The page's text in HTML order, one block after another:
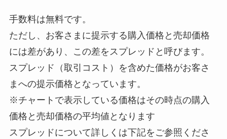
手数料は無料です。
ただし、お客さまに提示する購入価格と売却価格
には差があり、この差をスプレッドと呼びます。
スプレッド（取引コスト）を含めた価格がお客さ
まへの提示価格となっています。
※チャートで表示している価格はその時点の購入
価格と売却価格の平均値となります
スプレッドについて詳しくは下記をご参照くださ